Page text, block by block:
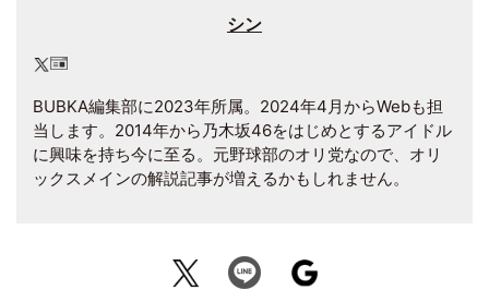
シン
BUBKA編集部に2023年所属。2024年4月からWebも担
当します。2014年から乃木坂46をはじめとするアイドル
に興味を持ち今に至る。元野球部のオリ党なので、オリ
ックスメインの解説記事が増えるかもしれません。